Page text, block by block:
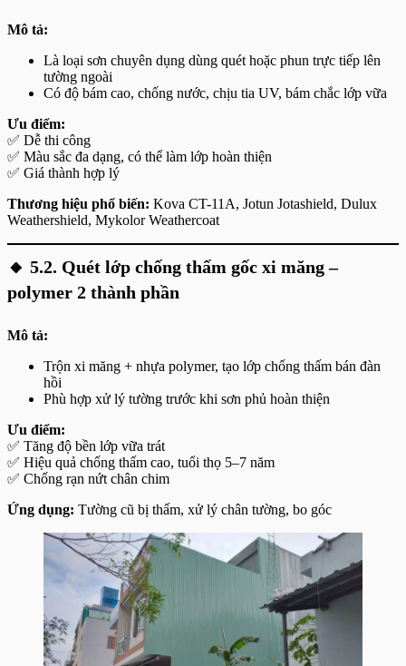
Mô tả:
Là loại sơn chuyên dụng dùng quét hoặc phun trực tiếp lên
tường ngoài
Có độ bám cao, chống nước, chịu tia UV, bám chắc lớp vữa
Ưu điểm:
✅ Dễ thi công
✅ Màu sắc đa dạng, có thể làm lớp hoàn thiện
✅ Giá thành hợp lý
Thương hiệu phổ biến: Kova CT-11A, Jotun Jotashield, Dulux
Weathershield, Mykolor Weathercoat
🔸 5.2. Quét lớp chống thấm gốc xi măng –
polymer 2 thành phần
Mô tả:
Trộn xi măng + nhựa polymer, tạo lớp chống thấm bán đàn
hồi
Phù hợp xử lý tường trước khi sơn phủ hoàn thiện
Ưu điểm:
✅ Tăng độ bền lớp vữa trát
✅ Hiệu quả chống thấm cao, tuổi thọ 5–7 năm
✅ Chống rạn nứt chân chim
Ứng dụng: Tường cũ bị thấm, xử lý chân tường, bo góc